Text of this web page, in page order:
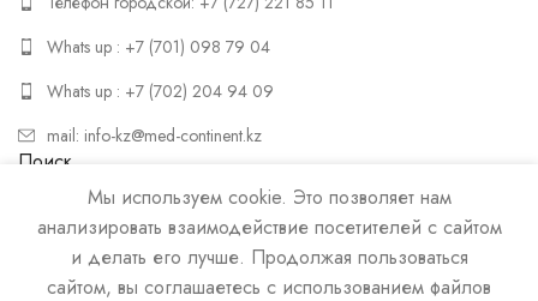
Whats up : +7 (701) 098 79 04
Whats up : +7 (702) 204 94 09
mail: info-kz@med-continent.kz
Поиск
ПОИСК
Мы используем cookie. Это позволяет нам
анализировать взаимодействие посетителей с сайтом
и делать его лучше. Продолжая пользоваться
сайтом, вы соглашаетесь с использованием файлов